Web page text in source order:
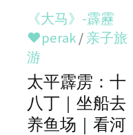
《大马》-霹靂
♥perak/亲子旅
游
太平霹雳：十
八丁｜坐船去
养鱼场｜看河